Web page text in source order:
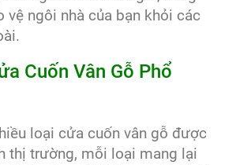
vệ ngôi nhà của bạn khỏi các
Cuốn Vân Gỗ Phổ
loại cửa cuốn vân gỗ được
thị trường, mỗi loại mang lại